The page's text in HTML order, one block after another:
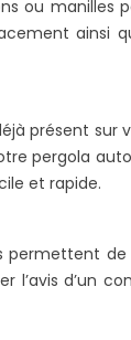
ou manilles
ainsi
présent sur
pergola
et rapide.
permettent de
l’avis d’un